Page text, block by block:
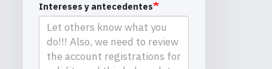
Intereses y antecedentes